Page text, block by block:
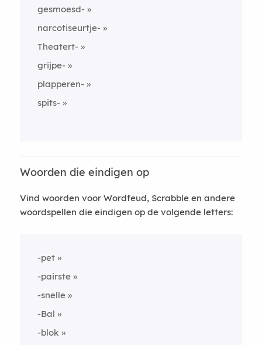
gesmoesd-
narcotiseurtje-
Theatert-
grijpe-
plapperen-
spits-
Woorden die eindigen op
Vind woorden voor Wordfeud, Scrabble en andere
woordspellen die eindigen op de volgende letters:
-pet
-pairste
-snelle
-Bal
-blok